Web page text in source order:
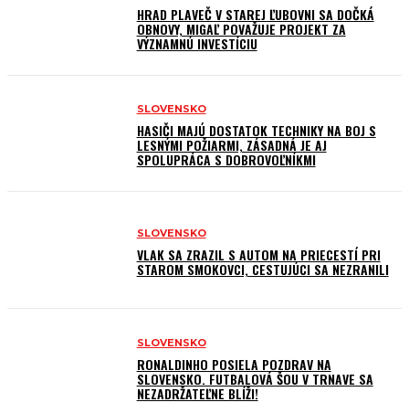
HRAD PLAVEČ V STAREJ ĽUBOVNI SA DOČKÁ
OBNOVY, MIGAĽ POVAŽUJE PROJEKT ZA
VÝZNAMNÚ INVESTÍCIU
SLOVENSKO
HASIČI MAJÚ DOSTATOK TECHNIKY NA BOJ S
LESNÝMI POŽIARMI, ZÁSADNÁ JE AJ
SPOLUPRÁCA S DOBROVOĽNÍKMI
SLOVENSKO
VLAK SA ZRAZIL S AUTOM NA PRIECESTÍ PRI
STAROM SMOKOVCI, CESTUJÚCI SA NEZRANILI
SLOVENSKO
RONALDINHO POSIELA POZDRAV NA
SLOVENSKO. FUTBALOVÁ ŠOU V TRNAVE SA
NEZADRŽATEĽNE BLÍŽI!